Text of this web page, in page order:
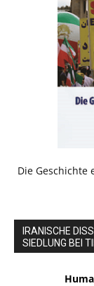
Die Geschichte
IRANISCHE
SIEDLUNG BEI